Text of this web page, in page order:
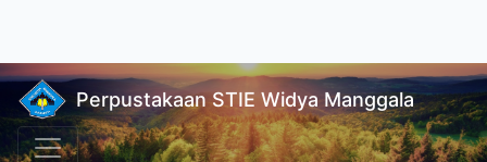
Perpustakaan STIE Widya Manggala